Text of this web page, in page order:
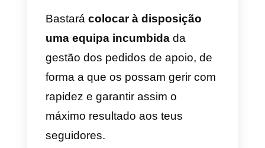
2) Adiciona uma chamada para
a ação “Envia uma
aos posts do feed e às stories
também aqui no texto, de forma a
que os seguidores da tua página
possam interagir contigo no